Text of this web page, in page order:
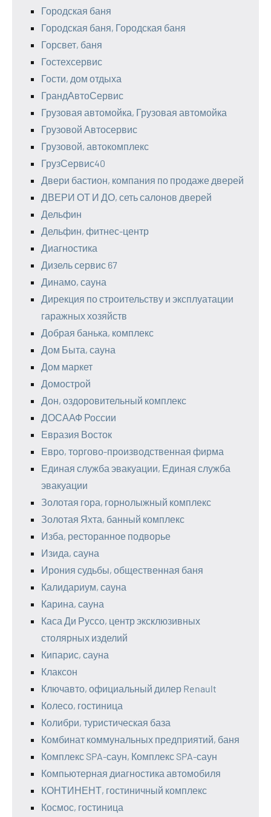
Городская баня
Городская баня, Городская баня
Горсвет, баня
Гостехсервис
Гости, дом отдыха
ГрандАвтоСервис
Грузовая автомойка, Грузовая автомойка
Грузовой Автосервис
Грузовой, автокомплекс
ГрузСервис40
Двери бастион, компания по продаже дверей
ДВЕРИ ОТ И ДО, сеть салонов дверей
Дельфин
Дельфин, фитнес-центр
Диагностика
Дизель сервис 67
Динамо, сауна
Дирекция по строительству и эксплуатации
гаражных хозяйств
Добрая банька, комплекс
Дом Быта, сауна
Дом маркет
Домострой
Дон, оздоровительный комплекс
ДОСААФ России
Евразия Восток
Евро, торгово-производственная фирма
Единая служба эвакуации, Единая служба
эвакуации
Золотая гора, горнолыжный комплекс
Золотая Яхта, банный комплекс
Изба, ресторанное подворье
Изида, сауна
Ирония судьбы, общественная баня
Калидариум, сауна
Карина, сауна
Каса Ди Руссо, центр эксклюзивных
столярных изделий
Кипарис, сауна
Клаксон
Ключавто, официальный дилер Renault
Колесо, гостиница
Колибри, туристическая база
Комбинат коммунальных предприятий, баня
Комплекс SPA-саун, Комплекс SPA-саун
Компьютерная диагностика автомобиля
КОНТИНЕНТ, гостиничный комплекс
Космос, гостиница